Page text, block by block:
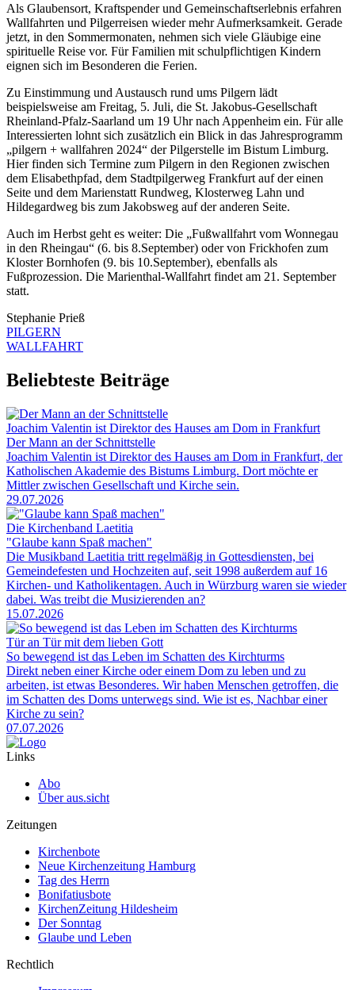
Als Glaubensort, Kraftspender und Gemeinschaftserlebnis erfahren
Wallfahrten und Pilgerreisen wieder mehr Aufmerksamkeit. Gerade
jetzt, in den Sommermonaten, nehmen sich viele Gläubige eine
spirituelle Reise vor. Für Familien mit schulpflichtigen Kindern
eignen sich im Besonderen die Ferien.
Zu Einstimmung und Austausch rund ums Pilgern lädt
beispielsweise am Freitag, 5. Juli, die St. Jakobus-Gesellschaft
Rheinland-Pfalz-Saarland um 19 Uhr nach Appenheim ein. Für alle
Interessierten lohnt sich zusätzlich ein Blick in das Jahresprogramm
„pilgern + wallfahren 2024“ der Pilgerstelle im Bistum Limburg.
Hier finden sich Termine zum Pilgern in den Regionen zwischen
dem Elisabethpfad, dem Stadtpilgerweg Frankfurt auf der einen
Seite und dem Marienstatt Rundweg, Klosterweg Lahn und
Hildegardweg bis zum Jakobsweg auf der anderen Seite.
Auch im Herbst geht es weiter: Die „Fußwallfahrt vom Wonnegau
in den Rheingau“ (6. bis 8.September) oder von Frickhofen zum
Kloster Bornhofen (9. bis 10.September), ebenfalls als
Fußprozession. Die Marienthal-Wallfahrt findet am 21. September
statt.
Stephanie Prieß
PILGERN
WALLFAHRT
Beliebteste Beiträge
Joachim Valentin ist Direktor des Hauses am Dom in Frankfurt
Der Mann an der Schnittstelle
Joachim Valentin ist Direktor des Hauses am Dom in Frankfurt, der
Katholischen Akademie des Bistums Limburg. Dort möchte er
Mittler zwischen Gesellschaft und Kirche sein.
29.07.2026
Die Kirchenband Laetitia
"Glaube kann Spaß machen"
Die Musikband Laetitia tritt regelmäßig in Gottesdiensten, bei
Gemeindefesten und Hochzeiten auf, seit 1998 außerdem auf 16
Kirchen- und Katholikentagen. Auch in Würzburg waren sie wieder
dabei. Was treibt die Musizierenden an?
15.07.2026
Tür an Tür mit dem lieben Gott
So bewegend ist das Leben im Schatten des Kirchturms
Direkt neben einer Kirche oder einem Dom zu leben und zu
arbeiten, ist etwas Besonderes. Wir haben Menschen getroffen, die
im Schatten des Doms unterwegs sind. Wie ist es, Nachbar einer
Kirche zu sein?
07.07.2026
Links
Abo
Über aus.sicht
Zeitungen
Kirchenbote
Neue Kirchenzeitung Hamburg
Tag des Herrn
Bonifatiusbote
KirchenZeitung Hildesheim
Der Sonntag
Glaube und Leben
Rechtlich